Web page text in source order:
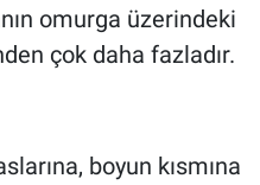
omurga üzerindeki
çok daha fazladır.
boyun kısmına